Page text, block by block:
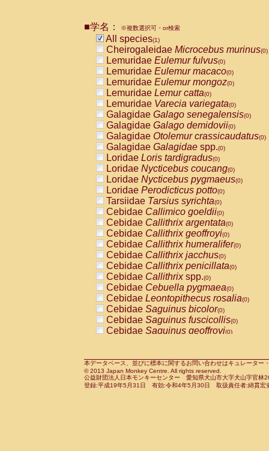
CebidaeCebus nigrivittatus
CebidaeCebus
CebidaeSaimiri boliviensis(0)
CebidaeSaimiri sciureus(0)
AtelidaeAlouatta caraya(0)
AtelidaeAlouatta fusca(0)
AtelidaeAlouatta seniculus
AtelidaeAlouattaspp.(0)
AtelidaeAteles belzebuth(0)
AtelidaeAteles geoffroyi(0)
AtelidaeAteles paniscus(0)
AtelidaeAtelesspp.(0)
Atelidae Lagothrix lagothricha
AtelidaeLagothrix lagothricha cana
PitheciidaeCacajao calvus
PitheciidaeCallicebus cupreus
PitheciidaeCallicebus donacophilus
PitheciidaeCallicebus moloch
PitheciidaeCallicebus torquatus
PitheciidaeCallicebusspp.(0)
PitheciidaeChiropotes satanas(0)
PitheciidaePithecia monachus
PitheciidaePithecia pithecia(0)
CercopithecidaeCercocebus agilis
CercopithecidaeCercocebus
CercopithecidaeCercocebus
CercopithecidaeCercocebus
CercopithecidaeCercocebus
CercopithecidaeCercocebushybrid
CercopithecidaePapio anubis(0)
CercopithecidaePapio cynocephalus
CercopithecidaePapio hamadryas(0)
■学名： ※複数選択可・or検索
All species(1)
Cheirogaleidae Microcebus murinus(0)
Lemuridae Eulemur fulvus(0)
Lemuridae Eulemur macaco(0)
Lemuridae Eulemur mongoz(0)
Lemuridae Lemur catta(0)
Lemuridae Varecia variegata(0)
Galagidae Galago senegalensis(0)
Galagidae Galago demidovii(0)
Galagidae Otolemur crassicaudatus(0)
Galagidae Galagidae spp.(0)
Loridae Loris tardigradus(0)
Loridae Nycticebus coucang(0)
Loridae Nycticebus pygmaeus(0)
Loridae Perodicticus potto(0)
Tarsiidae Tarsius syrichta(0)
Cebidae Callimico goeldii(0)
Cebidae Callithrix argentata(0)
Cebidae Callithrix geoffroyi(0)
Cebidae Callithrix humeralifer(0)
Cebidae Callithrix jacchus(0)
Cebidae Callithrix penicillata(0)
Cebidae Callithrixspp.(0)
Cebidae Cebuella pygmaea(0)
Cebidae Leontopithecus rosalia(0)
Cebidae Saguinus bicolor(0)
Cebidae Saguinus fuscicollis(0)
Cebidae Saguinus geoffroyi(0)
CebidaeSaguinus leucopus(0)
CebidaeSaguinus midas(0)
Cebidae Saguinus mystax(0)
本データベース、並びに標本に関するお問い合わせはキュレータ
© 2013 Japan Monkey Centre. All rights reserved.
公益財団法人日本モンキーセンター 愛知県犬山市大字犬山字官
登録:平成19年5月31日 有効:令和4年5月30日 取扱責任者:綿貫宏